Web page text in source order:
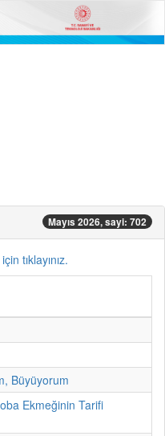
Mayıs 2026, sayi: 702
tıklayınız.
Büyüyorum
Ekmeğinin Tarifi